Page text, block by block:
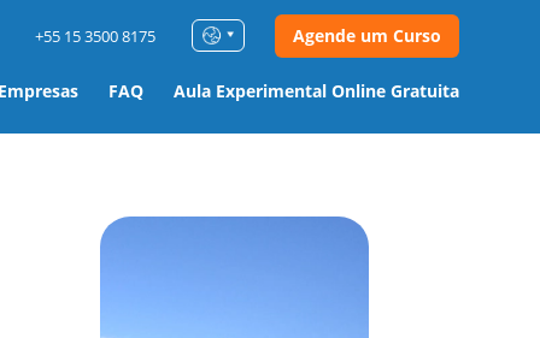
FAQ Aula Experimental Online Gratuita
+55 15 3500 8175 Agende um Curso